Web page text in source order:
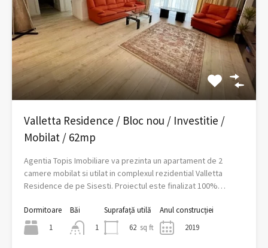
Valletta Residence / Bloc nou / Investitie /
Mobilat / 62mp
Agentia Topis Imobiliare va prezinta un apartament de 2
camere mobilat si utilat in complexul rezidential Valletta
Residence de pe Sisesti. Proiectul este finalizat 100%…
Dormitoare
1
Băi
1
Suprafață utilă
62 sq ft
Anul construcției
2019